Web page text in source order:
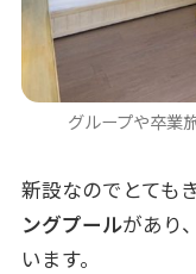
グループや卒業
新設なのでとても
ングプールがあり
います。